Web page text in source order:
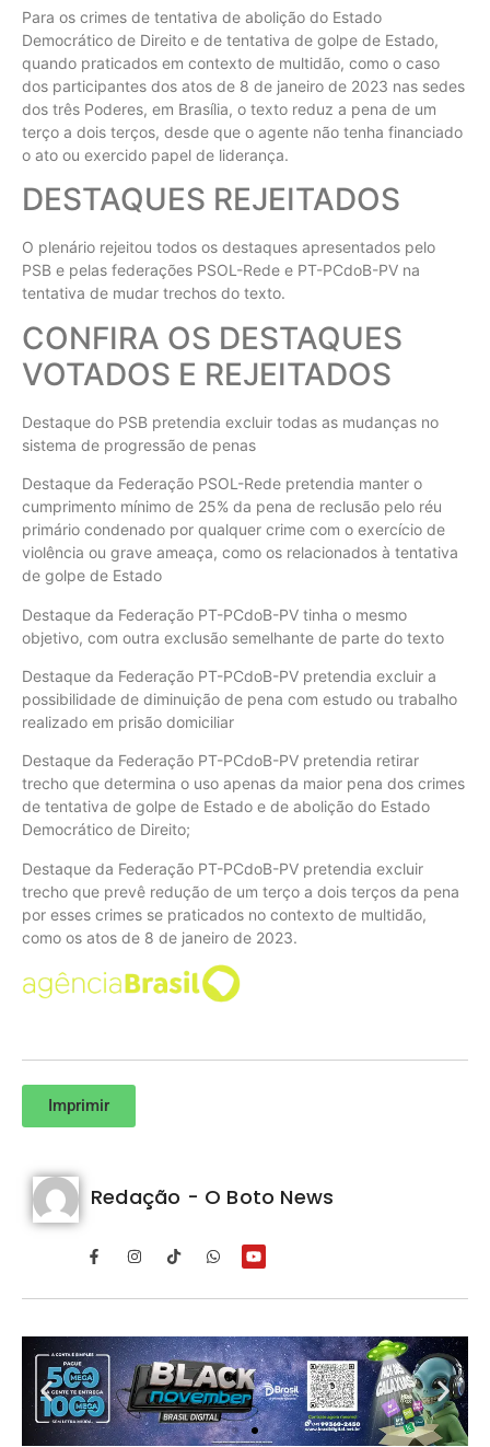
Para os crimes de tentativa de abolição do Estado
Democrático de Direito e de tentativa de golpe de Estado,
quando praticados em contexto de multidão, como o caso
dos participantes dos atos de 8 de janeiro de 2023 nas sedes
dos três Poderes, em Brasília, o texto reduz a pena de um
terço a dois terços, desde que o agente não tenha financiado
o ato ou exercido papel de liderança.
DESTAQUES REJEITADOS
O plenário rejeitou todos os destaques apresentados pelo
PSB e pelas federações PSOL-Rede e PT-PCdoB-PV na
tentativa de mudar trechos do texto.
CONFIRA OS DESTAQUES
VOTADOS E REJEITADOS
Destaque do PSB pretendia excluir todas as mudanças no
sistema de progressão de penas
Destaque da Federação PSOL-Rede pretendia manter o
cumprimento mínimo de 25% da pena de reclusão pelo réu
primário condenado por qualquer crime com o exercício de
violência ou grave ameaça, como os relacionados à tentativa
de golpe de Estado
Destaque da Federação PT-PCdoB-PV tinha o mesmo
objetivo, com outra exclusão semelhante de parte do texto
Destaque da Federação PT-PCdoB-PV pretendia excluir a
possibilidade de diminuição de pena com estudo ou trabalho
realizado em prisão domiciliar
Destaque da Federação PT-PCdoB-PV pretendia retirar
trecho que determina o uso apenas da maior pena dos crimes
de tentativa de golpe de Estado e de abolição do Estado
Democrático de Direito;
Destaque da Federação PT-PCdoB-PV pretendia excluir
trecho que prevê redução de um terço a dois terços da pena
por esses crimes se praticados no contexto de multidão,
como os atos de 8 de janeiro de 2023.
Imprimir
Redação - O Boto News